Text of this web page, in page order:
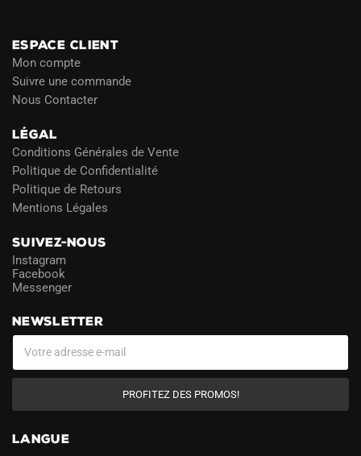
ESPACE CLIENT
Mon compte
Suivre une commande
Nous Contacter
LÉGAL
Conditions Générales de Vente
Politique de Confidentialité
Politique de Retours
Mentions Légales
SUIVEZ-NOUS
Instagram
Facebook
Messenger
NEWSLETTER
PROFITEZ DES PROMOS!
LANGUE